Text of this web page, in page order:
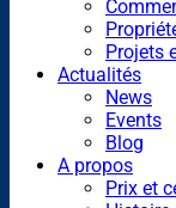
Projets
Actualités
News
Events
Blog
A propos
Prix et